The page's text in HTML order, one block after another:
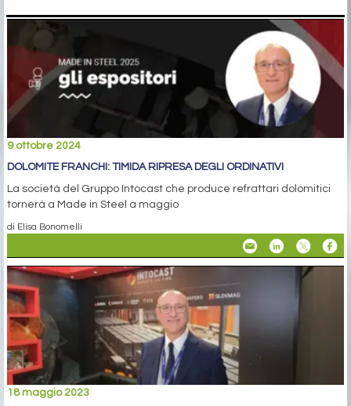
9 ottobre 2024
DOLOMITE FRANCHI: TIMIDA RIPRESA DEGLI ORDINATIVI
La società del Gruppo Intocast che produce refrattari dolomitici
tornerà a Made in Steel a maggio
di Elisa Bonomelli
18 maggio 2023